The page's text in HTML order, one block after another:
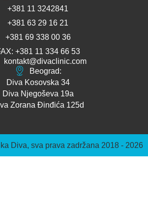
+381 11 3242841
+381 63 29 16 21
+381 69 338 00 36
+381 11 334 66 53
kontakt@divaclinic.com
Beograd:
Diva Kosovska 34
Diva Njegoševa 19a
Zorana Đinđića 125d
Diva, sva prava zadržana 2018 - 2026